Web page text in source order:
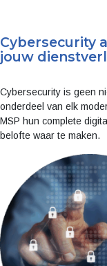
Cybersecurity
jouw
Cybersecurity is geen
onderdeel van elk
MSP hun complete
belofte waar te maken.